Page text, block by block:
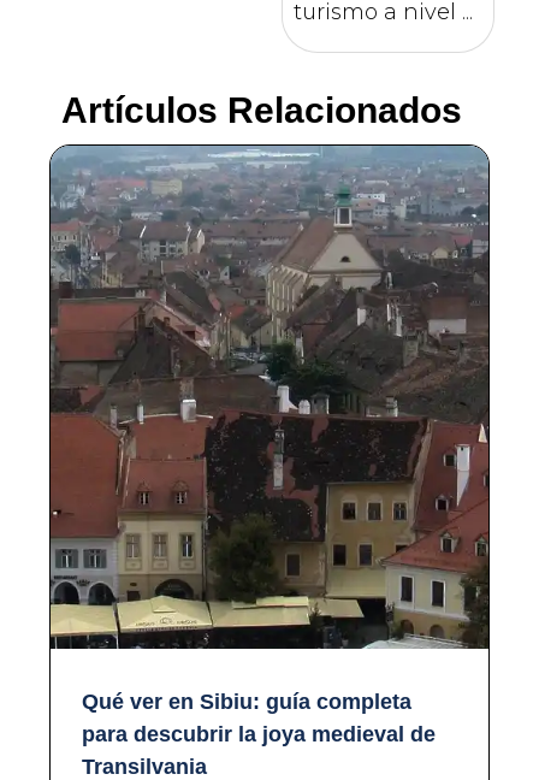
turismo a nivel ...
Artículos Relacionados
Qué ver en Sibiu: guía completa
para descubrir la joya medieval de
Transilvania